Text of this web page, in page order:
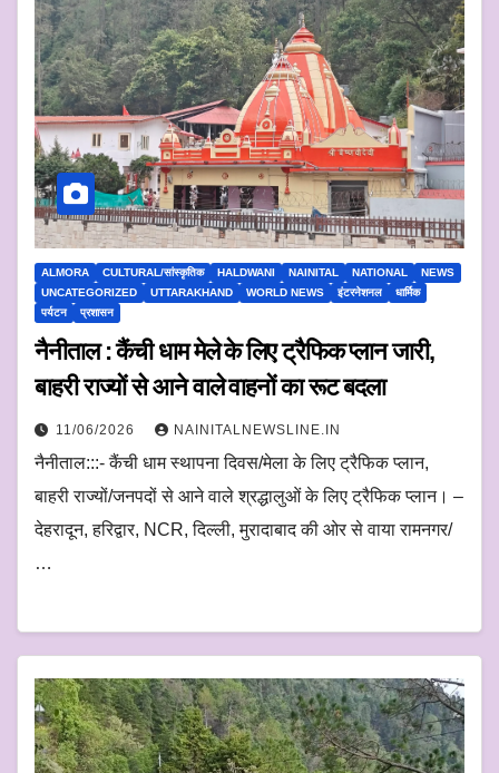
ALMORA CULTURAL/सांस्कृतिक HALDWANI NAINITAL NATIONAL
NEWS
UNCATEGORIZED
UTTARAKHAND WORLD NEWS इंटरनेशनल
धार्मिक
पर्यटन
प्रशासन
नैनीताल : कैंची धाम मेले के लिए ट्रैफिक प्लान जारी,
बाहरी राज्यों से आने वाले वाहनों का रूट बदला
11/06/2026 NAINITALNEWSLINE.IN
नैनीताल:::- कैंची धाम स्थापना दिवस/मेला के लिए ट्रैफिक प्लान,
बाहरी राज्यों/जनपदों से आने वाले श्रद्धालुओं के लिए ट्रैफिक प्लान। –
देहरादून, हरिद्वार, NCR, दिल्ली, मुरादाबाद की ओर से वाया रामनगर/
…